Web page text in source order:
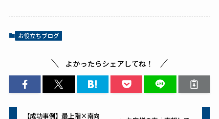
e
o
k
re
お役立ちブログ
よかったらシェアしてね！
【成功事例】最上階×南向